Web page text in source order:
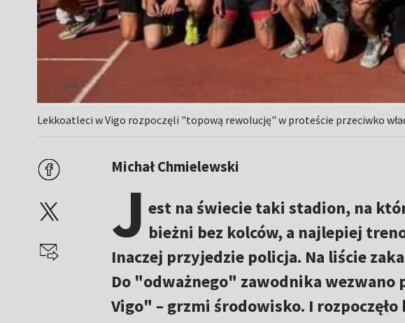
Lekkoatleci w Vigo rozpoczęli "topową rewolucję" w proteście przeciwko
Michał Chmielewski
J est na świecie taki stadion, na
bieżni bez kolców, a najlepiej
Inaczej przyjedzie policja. Na liście
Do "odważnego" zawodnika wezwano
Vigo" – grzmi środowisko. I